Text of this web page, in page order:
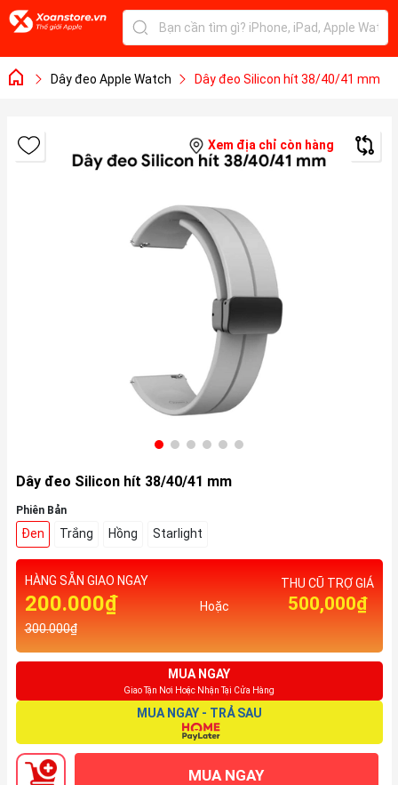
Dây đeo Apple Watch Dây đeo Silicon hít 38/40/41 mm
Xem địa chỉ còn hàng
Dây đeo Silicon hít 38/40/41 mm
Phiên Bản
Đen Trắng Hồng Starlight
HÀNG SẴN GIAO NGAY
200.000₫
300.000₫
Hoặc
THU CŨ TRỢ GIÁ
500,000₫
MUA NGAY
Giao Tận Nơi Hoặc Nhận Tại Cửa Hàng
MUA NGAY - TRẢ SAU
MUA NGAY